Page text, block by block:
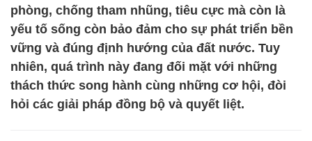
phòng, chống tham nhũng, tiêu cực mà còn là
yếu tố sống còn bảo đảm cho sự phát triển bền
vững và đúng định hướng của đất nước. Tuy
nhiên, quá trình này đang đối mặt với những
thách thức song hành cùng những cơ hội, đòi
hỏi các giải pháp đồng bộ và quyết liệt.